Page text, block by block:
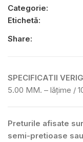
Categorie:
Etichetă:
Share:
SPECIFICATII
5.00 MM. – lățime /
Preturile afisate
semi-pretioase